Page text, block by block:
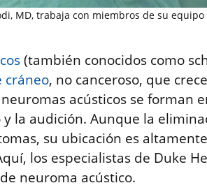
MD, trabaja con miembros de su
(también conocidos como
cráneo, no canceroso, que
acústicos se forman
la audición. Aunque la
su ubicación es
los especialistas de Duke
neuroma acústico.